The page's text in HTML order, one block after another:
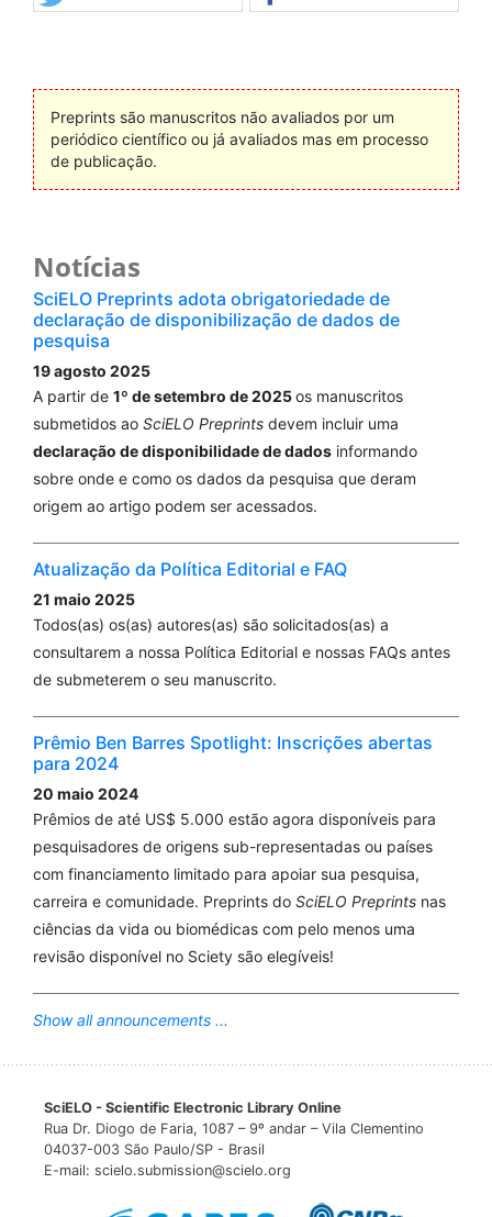
Preprints são manuscritos não avaliados por um
periódico científico ou já avaliados mas em processo
de publicação.
Notícias
SciELO Preprints adota obrigatoriedade de
declaração de disponibilização de dados de
pesquisa
19 agosto 2025
A partir de 1º de setembro de 2025os manuscritos
submetidos ao SciELO Preprints devem incluir uma
declaração de disponibilidade de dados informando
sobre onde e como os dados da pesquisa que deram
origem ao artigo podem ser acessados.
Atualização da Política Editorial e FAQ
21 maio 2025
Todos(as) os(as) autores(as) são solicitados(as) a
consultarem a nossa Política Editorial e nossas FAQs antes
de submeterem o seu manuscrito.
Prêmio Ben Barres Spotlight: Inscrições abertas
para 2024
20 maio 2024
Prêmios de até US$ 5.000 estão agora disponíveis para
pesquisadores de origens sub-representadas ou países
com financiamento limitado para apoiar sua pesquisa,
carreira e comunidade. Preprints do SciELO Preprints nas
ciências da vida ou biomédicas com pelo menos uma
revisão disponível no Sciety são elegíveis!
Show all announcements ...
SciELO - Scientific Electronic Library Online
Rua Dr. Diogo de Faria, 1087 – 9º andar – Vila Clementino
04037-003 São Paulo/SP - Brasil
E-mail: scielo.submission@scielo.org